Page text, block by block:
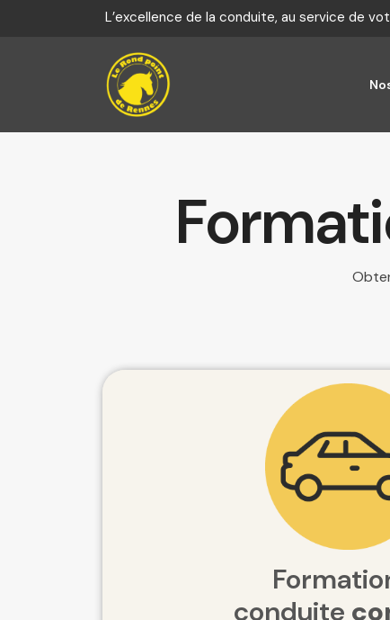
Panneau de gestion des cookies
L’excellence de la conduite, au service de
conduite